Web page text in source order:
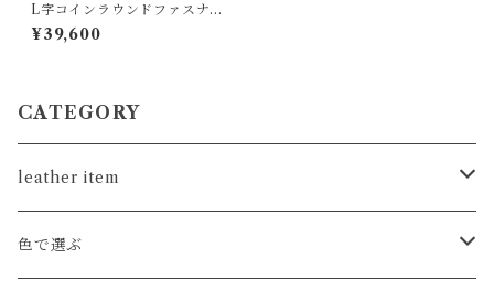
L字コインラウンドファスナー
財布/モカ/オイルワックス
¥39,600
CATEGORY
leather item
card
色で選ぶ